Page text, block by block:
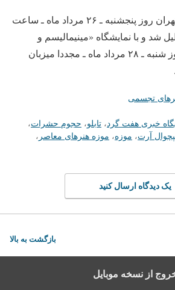
موزه هنرهای معاصر تهران روز پنجشنبه ـ ۲۶ مرداد ماه ـ ساعت
شد و با نمایشگاه «مینیمالیسم و
کانسپچوال آرت» از روز شنبه ـ ۲۸ مرداد ماه ـ مجددا میزبان
تجسمی
خبری هفت گرد، تابلو، حجوم حشرات،
آرت، موزه، موزه هنرهای معاصر ،
یک دیدگاه ارسال کنید
بازگشت به بالا
از نسخه موبایل